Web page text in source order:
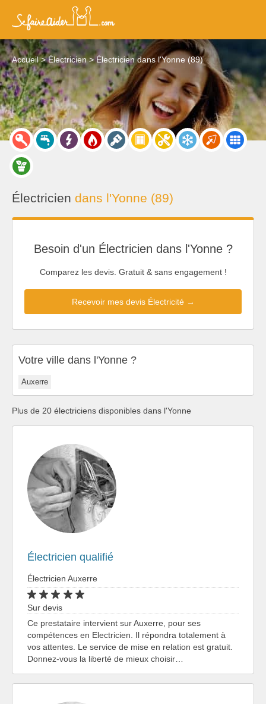
Accueil Électricien Électricien dans l'Yonne (89)
Électricien dans l'Yonne (89)
Besoin d'un Électricien dans l'Yonne ?
Comparez les devis. Gratuit & sans engagement !
Recevoir mes devis Électricité →
Votre ville dans l'Yonne ?
Auxerre
Plus de 20 électriciens disponibles dans l'Yonne
Électricien qualifié
Électricien Auxerre
Sur devis
Ce prestataire intervient sur Auxerre, pour ses
compétences en Electricien. Il répondra totalement à
vos attentes. Le service de mise en relation est gratuit.
Donnez-vous la liberté de mieux choisir…